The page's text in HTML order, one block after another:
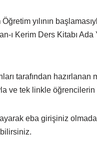
yılının
ı Kerim Ders Kitabı Ada
tarafından hazırlanan
ve tek linkle öğrencilerin
eba girişiniz